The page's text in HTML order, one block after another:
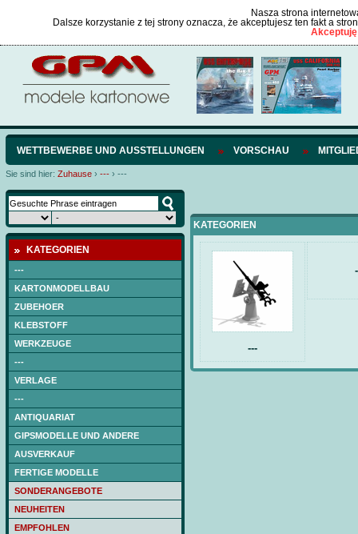
Nasza strona
Dalsze korzystanie z tej strony oznacza, że akceptujesz ten fakt a
WETTBEWERBE UND AUSSTELLUNGEN VORSCHAU
Sie sind hier: Zuhause › --- › ---
KATEGORIEN
---
KARTONMODELLBAU
ZUBEHOER
KLEBSTOFF
WERKZEUGE
---
VERLAGE
---
ANTIQUARIAT
GIPSMODELLE UND ANDERE
AUSVERKAUF
FERTIGE MODELLE
SONDERANGEBOTE
NEUHEITEN
EMPFOHLEN
KATEGORIEN
---